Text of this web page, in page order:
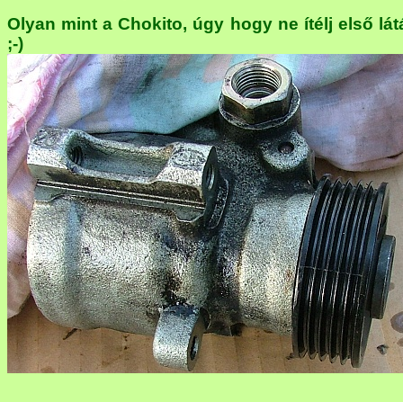
Olyan mint a Chokito, úgy hogy ne ítélj első
;-)